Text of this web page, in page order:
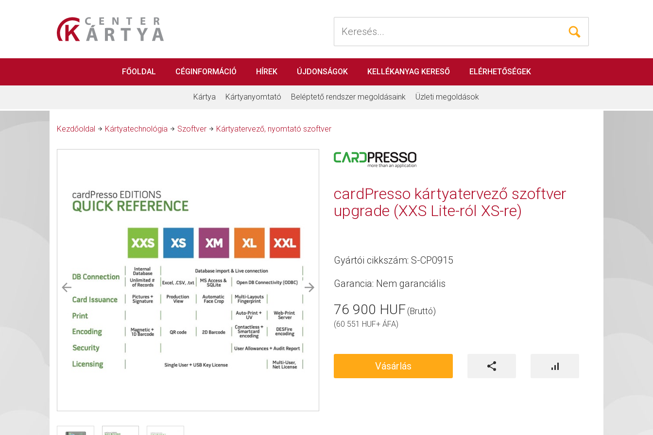
FŐOLDAL CÉGINFORMÁCIÓ HÍREK ÚJDONSÁGOK KELLÉKANYAG KERESŐ ELÉRHETŐSÉGEK
Kártya Kártyanyomtató Beléptető rendszer megoldásaink Üzleti megoldások
Kezdőoldal Kártyatechnológia Szoftver Kártyatervező, nyomtató szoftver
cardPresso kártyatervező szoftver
upgrade (XXS Lite-ról XS-re)
Gyártói cikkszám: S-CP0915
Garancia: Nem garanciális
76 900 HUF(Bruttó)
(60 551 HUF+ ÁFA)
Vásárlás